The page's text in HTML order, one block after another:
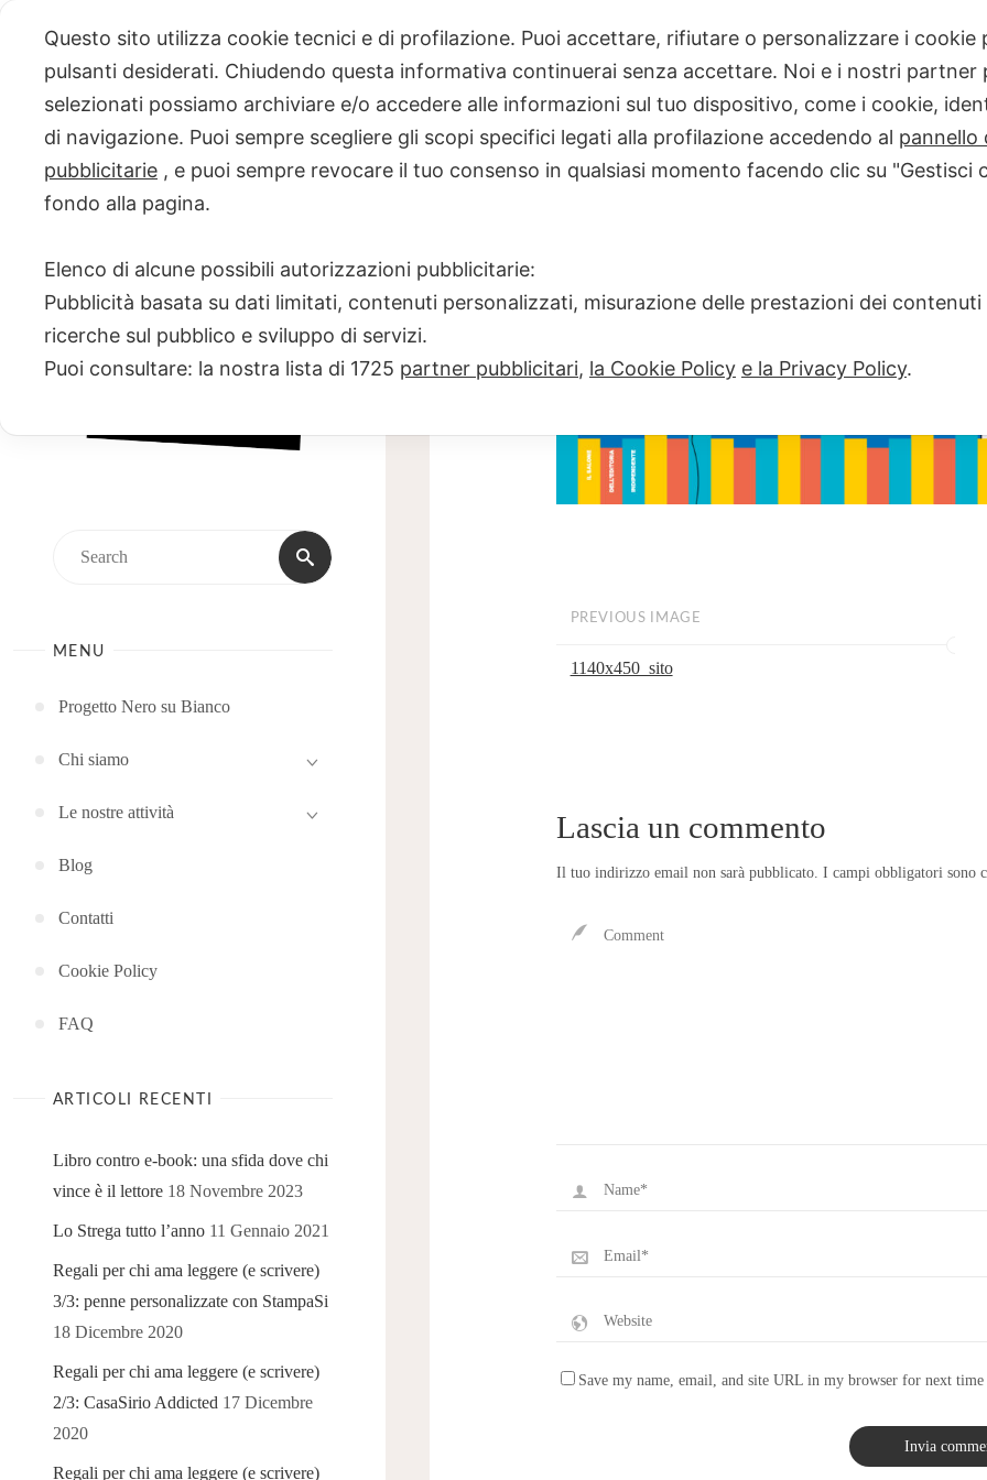
content
PROGETTO
NERO SU
BIANCO
Scuola di scrittura e creatività
Search
MENU
Progetto Nero su Bianco
Chi siamo
Le nostre attività
Blog
Contatti
Cookie Policy
FAQ
ARTICOLI RECENTI
Libro contro e-book: una sfida dove chi
vince è il lettore 18 Novembre 2023
Lo Strega tutto l’anno 11 Gennaio 2021
Regali per chi ama leggere (e scrivere)
3/3: penne personalizzate con StampaSi
18 Dicembre 2020
Regali per chi ama leggere (e scrivere)
2/3: CasaSirio Addicted 17 Dicembre
2020
Regali per chi ama leggere (e scrivere)
FULL
SIZE
1140 × 450PIXELS 10 – 12
PREVIOUS IMAGE
1140x450_sito
Lascia un commento
Il tuo indirizzo email non sarà pubblicato. I campi obbligatori sono
Save my name, email, and site URL in my browser for next time
Questo sito utilizza cookie tecnici e di profilazione. Puoi accettare, rifiutare o personalizzare i cookie
pulsanti desiderati. Chiudendo questa informativa continuerai senza accettare. Noi e i nostri partner
selezionati possiamo archiviare e/o accedere alle informazioni sul tuo dispositivo, come i cookie,
di navigazione. Puoi sempre scegliere gli scopi specifici legati alla profilazione accedendo al pannello
pubblicitarie , e puoi sempre revocare il tuo consenso in qualsiasi momento facendo clic su "Gestisci
fondo alla pagina.
Elenco di alcune possibili autorizzazioni pubblicitarie:
Pubblicità basata su dati limitati, contenuti personalizzati, misurazione delle prestazioni dei contenuti
ricerche sul pubblico e sviluppo di servizi.
Puoi consultare: la nostra lista di 1725 partner pubblicitari, la Cookie Policy e la Privacy Policy.